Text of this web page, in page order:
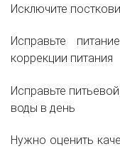
Исключите
Исправьте
коррекции питания
Исправьте
воды в день
Нужно оценить